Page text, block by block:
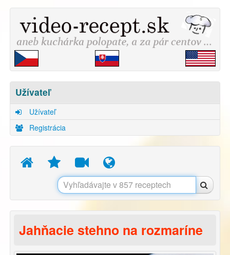
Užívateľ
Užívateľ
Registrácia
Jahňacie stehno na rozmaríne